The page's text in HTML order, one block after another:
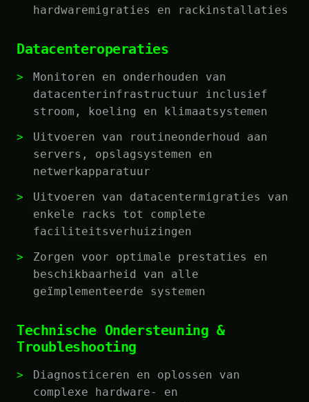
hardwaremigraties en rackinstallaties
Datacenteroperaties
Monitoren en onderhouden van
datacenterinfrastructuur inclusief
stroom, koeling en klimaatsystemen
Uitvoeren van routineonderhoud aan
servers, opslagsystemen en
netwerkapparatuur
Uitvoeren van datacentermigraties van
enkele racks tot complete
faciliteitsverhuizingen
Zorgen voor optimale prestaties en
beschikbaarheid van alle
geïmplementeerde systemen
Technische Ondersteuning &
Troubleshooting
Diagnosticeren en oplossen van
complexe hardware- en